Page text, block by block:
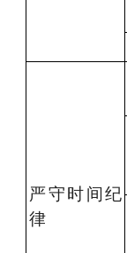
严守时间纪
律